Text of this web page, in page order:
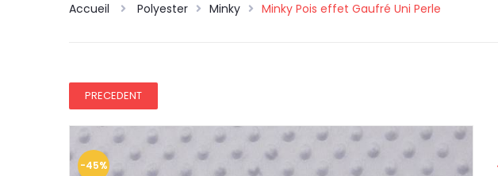
Accueil Polyester Minky Minky Pois effet Gaufré Uni Perle
PRECEDENT
-45%